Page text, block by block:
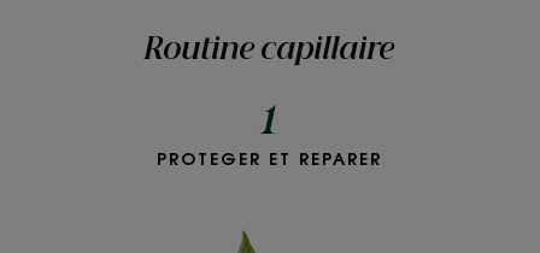
Routine capillaire
1
Cica-
PROTEGER ET REPARER